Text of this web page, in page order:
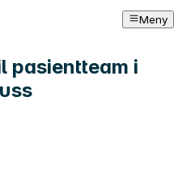
Meny
pasientteam i